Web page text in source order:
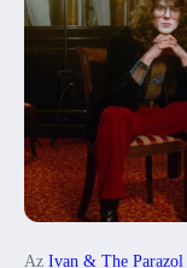
Az Ivan & The Parazol